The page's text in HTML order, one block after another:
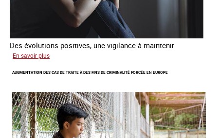
Des évolutions positives, une vigilance à maintenir
En savoir plus
nouveaux
du
combat
contre
l’esclavage
domestique
AUGMENTATION DES CAS DE TRAITE À DES FINS DE CRIMINALITÉ FORCÉE EN EUROPE